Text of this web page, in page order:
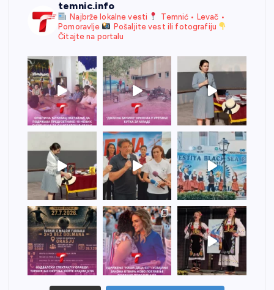
temnic.info
Najbrže lokalne vesti
Temnić • Levač •
Pomoravlje
Pošaljite vest ili fotografiju
Čitajte na portalu